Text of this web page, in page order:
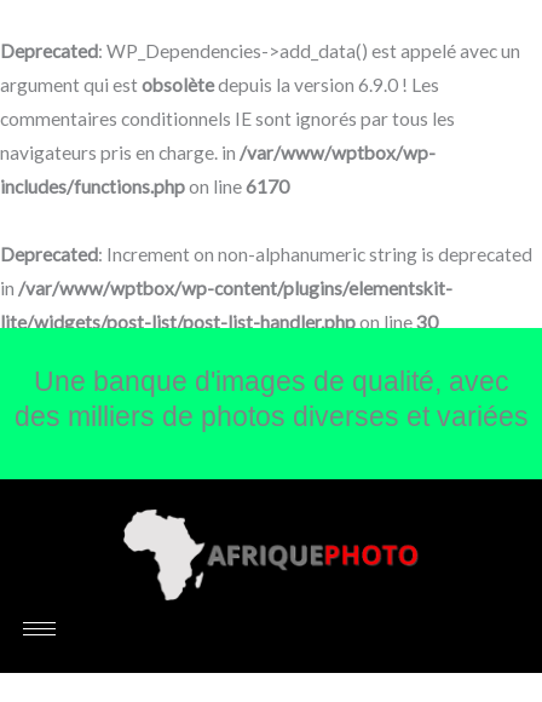
Deprecated: WP_Dependencies->add_data() est appelé avec un
argument qui estobsolètedepuis la version 6.9.0 ! Les
commentaires conditionnels IE sont ignorés par tous les
navigateurs pris en charge. in /var/www/wptbox/wp-
includes/functions.phpon line6170
Deprecated: Increment on non-alphanumeric string is deprecated
in /var/www/wptbox/wp-content/plugins/elementskit-
lite/widgets/post-list/post-list-handler.phpon line30
au
contenu
Une banque d'images de qualité, avec
des milliers de photos diverses et variées